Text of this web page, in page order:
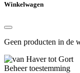
Winkelwagen
Geen producten in de
Beheer toestemming